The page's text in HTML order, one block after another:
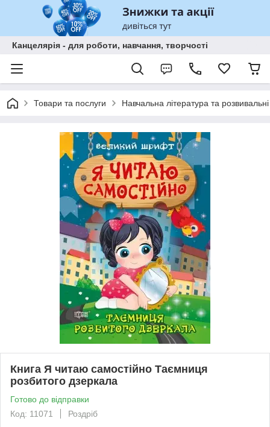
Канцелярія - для роботи, навчання, творчості
Товари та послуги Навчальна література та
Книга Я читаю самостійно Таємниця
розбитого дзеркала
Готово до відправки
Код: 11071
Роздріб